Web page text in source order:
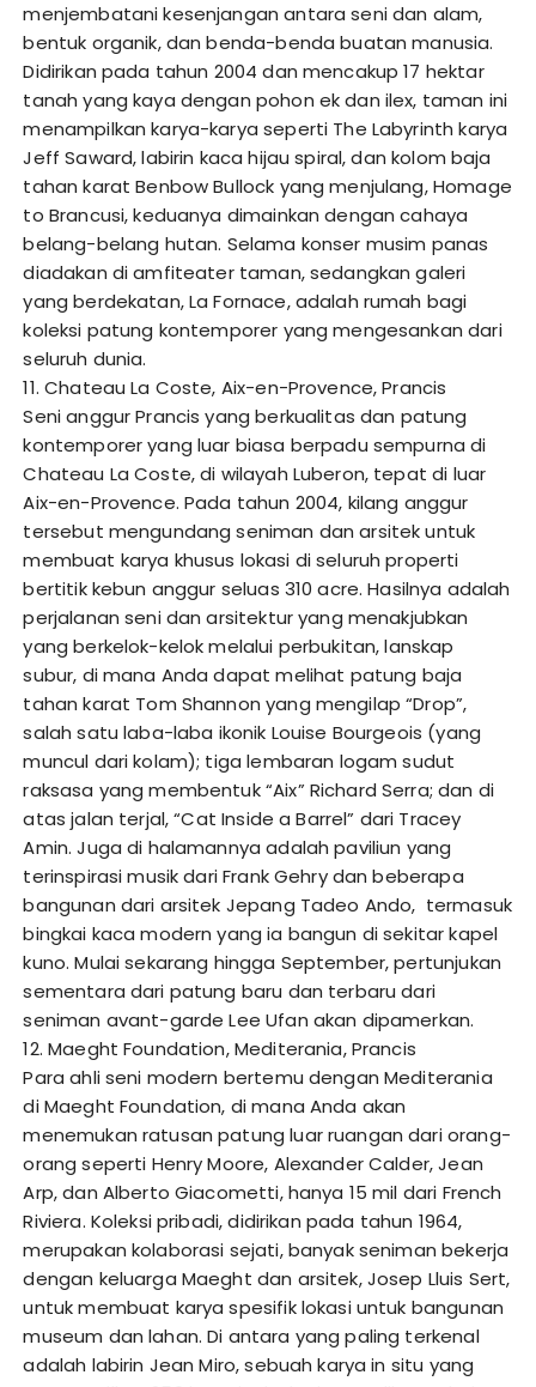
menjembatani kesenjangan antara seni dan alam,
bentuk organik, dan benda-benda buatan manusia.
Didirikan pada tahun 2004 dan mencakup 17 hektar
tanah yang kaya dengan pohon ek dan ilex, taman ini
menampilkan karya-karya seperti The Labyrinth karya
Jeff Saward, labirin kaca hijau spiral, dan kolom baja
tahan karat Benbow Bullock yang menjulang, Homage
to Brancusi, keduanya dimainkan dengan cahaya
belang-belang hutan. Selama konser musim panas
diadakan di amfiteater taman, sedangkan galeri
yang berdekatan, La Fornace, adalah rumah bagi
koleksi patung kontemporer yang mengesankan dari
seluruh dunia.
11. Chateau La Coste, Aix-en-Provence, Prancis
Seni anggur Prancis yang berkualitas dan patung
kontemporer yang luar biasa berpadu sempurna di
Chateau La Coste, di wilayah Luberon, tepat di luar
Aix-en-Provence. Pada tahun 2004, kilang anggur
tersebut mengundang seniman dan arsitek untuk
membuat karya khusus lokasi di seluruh properti
bertitik kebun anggur seluas 310 acre. Hasilnya adalah
perjalanan seni dan arsitektur yang menakjubkan
yang berkelok-kelok melalui perbukitan, lanskap
subur, di mana Anda dapat melihat patung baja
tahan karat Tom Shannon yang mengilap “Drop”,
salah satu laba-laba ikonik Louise Bourgeois (yang
muncul dari kolam); tiga lembaran logam sudut
raksasa yang membentuk “Aix” Richard Serra; dan di
atas jalan terjal, “Cat Inside a Barrel” dari Tracey
Amin. Juga di halamannya adalah paviliun yang
terinspirasi musik dari Frank Gehry dan beberapa
bangunan dari arsitek Jepang Tadeo Ando, termasuk
bingkai kaca modern yang ia bangun di sekitar kapel
kuno. Mulai sekarang hingga September, pertunjukan
sementara dari patung baru dan terbaru dari
seniman avant-garde Lee Ufan akan dipamerkan.
12. Maeght Foundation, Mediterania, Prancis
Para ahli seni modern bertemu dengan Mediterania
di Maeght Foundation, di mana Anda akan
menemukan ratusan patung luar ruangan dari orang-
orang seperti Henry Moore, Alexander Calder, Jean
Arp, dan Alberto Giacometti, hanya 15 mil dari French
Riviera. Koleksi pribadi, didirikan pada tahun 1964,
merupakan kolaborasi sejati, banyak seniman bekerja
dengan keluarga Maeght dan arsitek, Josep Lluis Sert,
untuk membuat karya spesifik lokasi untuk bangunan
museum dan lahan. Di antara yang paling terkenal
adalah labirin Jean Miro, sebuah karya in situ yang